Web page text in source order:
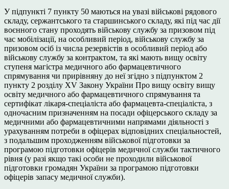
У підпункті 7 пункту 50 маються на увазі військові рядового
складу, сержантського та старшинського складу, які під час дії
воєнного стану проходять військову службу за призовом під
час мобілізації, на особливий період, військову службу за
призовом осіб із числа резервістів в особливий період або
військову службу за контрактом, та які мають вищу освіту
ступеня магістра медичного або фармацевтичного
спрямування чи прирівняну до неї згідно з підпунктом 2
пункту 2 розділу XV Закону України Про вищу освіту вищу
освіту медичного або фармацевтичного спрямування та
сертифікат лікаря-спеціаліста або фармацевта-спеціаліста, з
одночасним призначенням на посади офіцерського складу за
медичними або фармацевтичними напрямами діяльності з
урахуванням потреби в офіцерах відповідних спеціальностей,
з подальшим проходженням військової підготовки за
програмою підготовки офіцерів медичної служби тактичного
рівня (у разі якщо такі особи не проходили військової
підготовки громадян України за програмою підготовки
офіцерів запасу медичної служби).